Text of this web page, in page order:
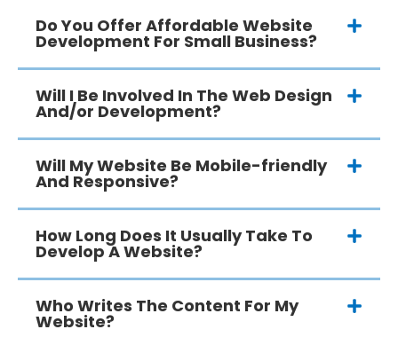
Do You Offer Affordable Website
Development For Small Business?
Will I Be Involved In The Web Design
And/or Development?
Will My Website Be Mobile-friendly
And Responsive?
How Long Does It Usually Take To
Develop A Website?
Who Writes The Content For My
Website?